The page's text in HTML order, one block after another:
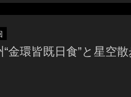
“金環皆既日食”と星空